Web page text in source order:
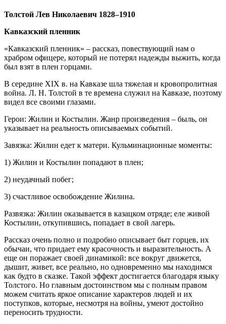
Толстой Лев Николаевич 1828–1910
Кавказский пленник
«Кавказский пленник» – рассказ, повествующий нам о
храбром офицере, который не потерял надежды выжить, когда
был взят в плен горцами.
В середине XIX в. на Кавказе шла тяжелая и кровопролитная
война. Л. Н. Толстой в те времена служил на Кавказе, поэтому
видел все своими глазами.
Герои: Жилин и Костылин. Жанр произведения – быль, он
указывает на реальность описываемых событий.
Завязка: Жилин едет к матери. Кульминационные моменты:
1) Жилин и Костылин попадают в плен;
2) неудачный побег;
3) счастливое освобождение Жилина.
Развязка: Жилин оказывается в казацком отряде; еле живой
Костылин, откупившись, попадает в свой лагерь.
Рассказ очень полно и подробно описывает быт горцев, их
обычаи, что придает ему красочность и выразительность. А
еще он поражает своей динамикой: все вокруг движется,
дышит, живет, все реально, но одновременно мы находимся
как будто в сказке. Такой эффект достигается благодаря языку
Толстого. Но главным достоинством мы с полным правом
можем считать яркое описание характеров людей и их
поступков, которые, несмотря на войны, умеют достойно
переносить трудности.